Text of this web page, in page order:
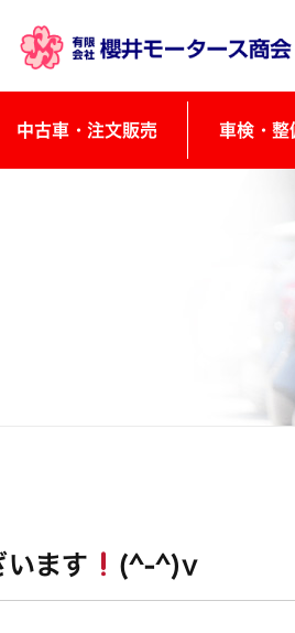
中古車・注文販売 車検・整
います (^-^)v